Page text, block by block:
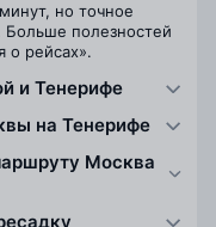
но точное
Больше полезностей
о рейсах».
и Тенерифе
на Тенерифе
Москва